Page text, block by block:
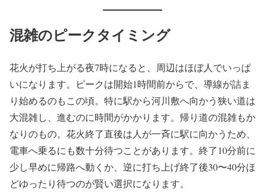
混雑のピークタイミング
花火が打ち上がる夜7時になると、周辺はほぼ人でいっぱ
いになります。ピークは開始1時間前からで、導線が詰ま
り始めるのもこの頃。特に駅から河川敷へ向かう狭い道は
大混雑し、進むのに時間がかかります。帰り道の混雑もか
なりのもの。花火終了直後は人が一斉に駅に向かうため、
電車へ乗るにも数十分待つことがあります。終了10分前に
少し早めに帰路へ動くか、逆に打ち上げ終了後30〜40分ほ
どゆったり待つのが賢い選択になります。